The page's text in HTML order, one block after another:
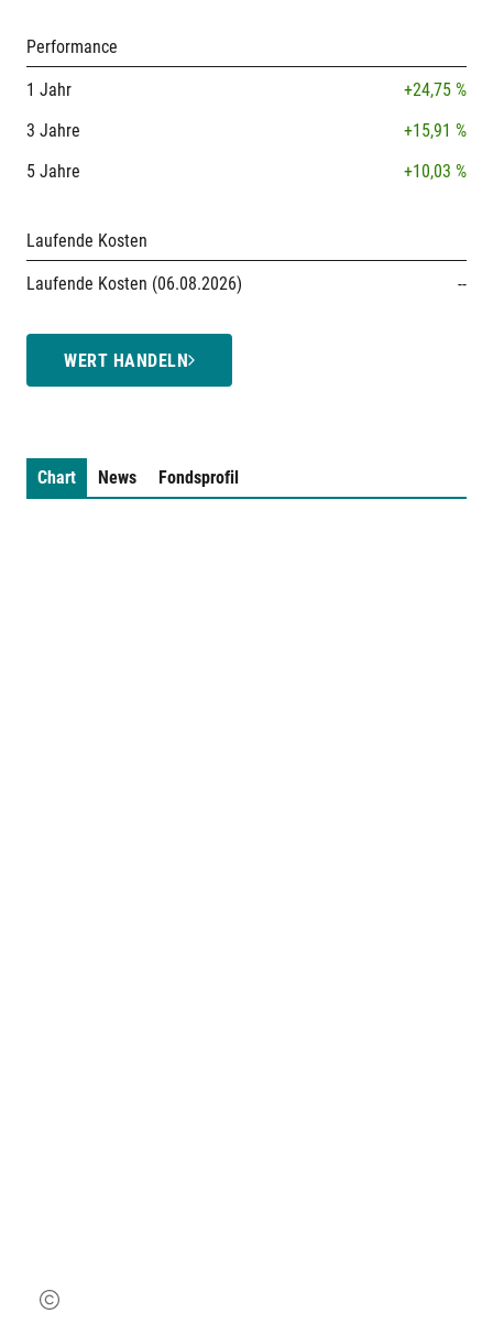
Performance
1 Jahr
+24,75 %
3 Jahre
+15,91 %
5 Jahre
+10,03 %
Laufende Kosten
Laufende Kosten (06.08.2026) --
WERT HANDELN
Chart News Fondsprofil